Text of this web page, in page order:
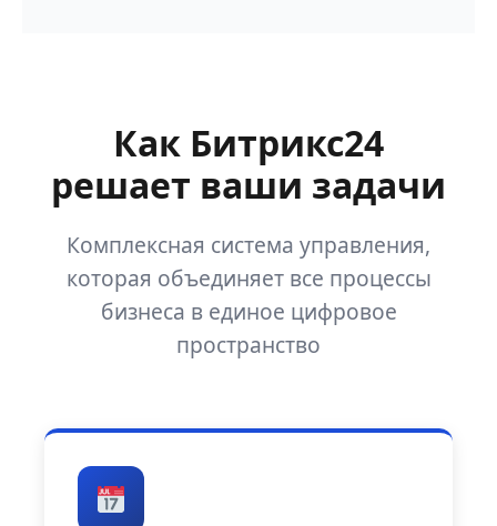
Как Битрикс24
решает ваши задачи
Комплексная система управления,
которая объединяет все процессы
бизнеса в единое цифровое
пространство